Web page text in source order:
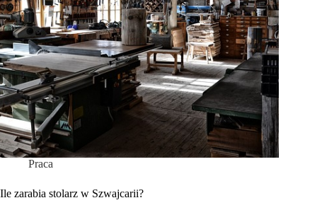
Praca
Ile zarabia stolarz w Szwajcarii?